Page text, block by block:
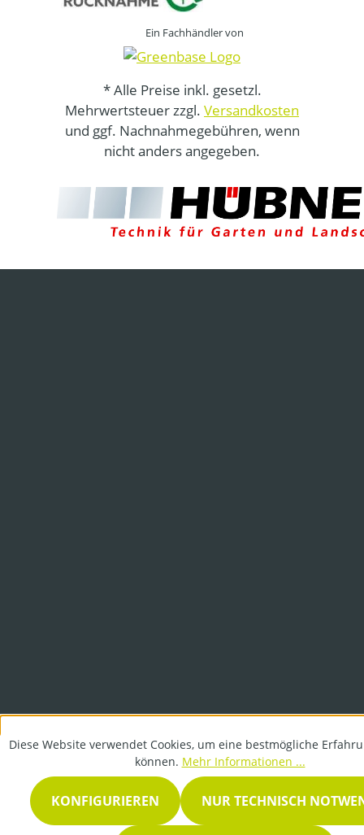
Ein Fachhändler von
* Alle Preise inkl. gesetzl.
Mehrwertsteuer zzgl. Versandkosten
und ggf. Nachnahmegebühren, wenn
nicht anders angegeben.
Diese Website verwendet Cookies, um eine bestmögliche
können. Mehr Informationen ...
NUR TECHNISCH
KONFIGURIEREN